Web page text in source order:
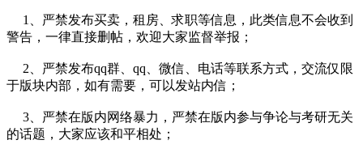
1、严禁发布买卖，租房、求职等信息，此类信息不会收到
警告，一律直接删帖，欢迎大家监督举报；
2、严禁发布qq群、qq、微信、电话等联系方式，交流仅限
于版块内部，如有需要，可以发站内信；
3、严禁在版内网络暴力，严禁在版内参与争论与考研无关
的话题，大家应该和平相处；